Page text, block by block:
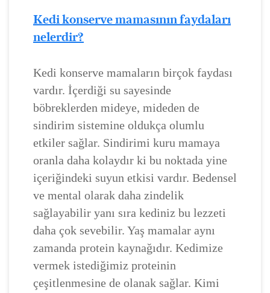
Kedi konserve mamasının faydaları
nelerdir?
Kedi konserve mamaların birçok faydası
vardır. İçerdiği su sayesinde
böbreklerden mideye, mideden de
sindirim sistemine oldukça olumlu
etkiler sağlar. Sindirimi kuru mamaya
oranla daha kolaydır ki bu noktada yine
içeriğindeki suyun etkisi vardır. Bedensel
ve mental olarak daha zindelik
sağlayabilir yanı sıra kediniz bu lezzeti
daha çok sevebilir. Yaş mamalar aynı
zamanda protein kaynağıdır. Kedimize
vermek istediğimiz proteinin
çeşitlenmesine de olanak sağlar. Kimi